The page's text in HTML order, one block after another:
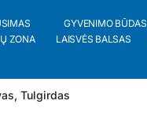
GYVENIMO BŪDAS
ZONA LAISVĖS BALSAS
, Tulgirdas